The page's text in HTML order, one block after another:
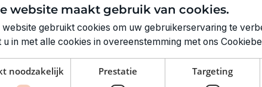
GEWICHT
website maakt gebruik van cookies.
website gebruikt cookies om uw gebruikerservaring te
u in met alle cookies in overeenstemming met ons
noodzakelijk Prestatie Targeting